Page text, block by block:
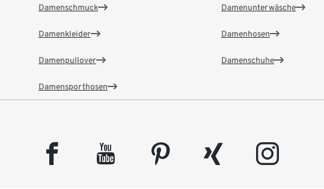
Damenschmuck
Damenkleider
Damenpullover
Damensporthosen
Damenunterwäsche
Damenhosen
Damenschuhe
facebook youtube pinterest xing instagram